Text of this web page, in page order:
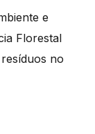
e
Florestal
no